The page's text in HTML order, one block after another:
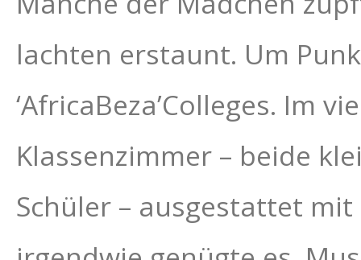
lachten erstaunt. Um
‘AfricaBeza’Colleges. Im
Klassenzimmer – beide
Schüler – ausgestattet